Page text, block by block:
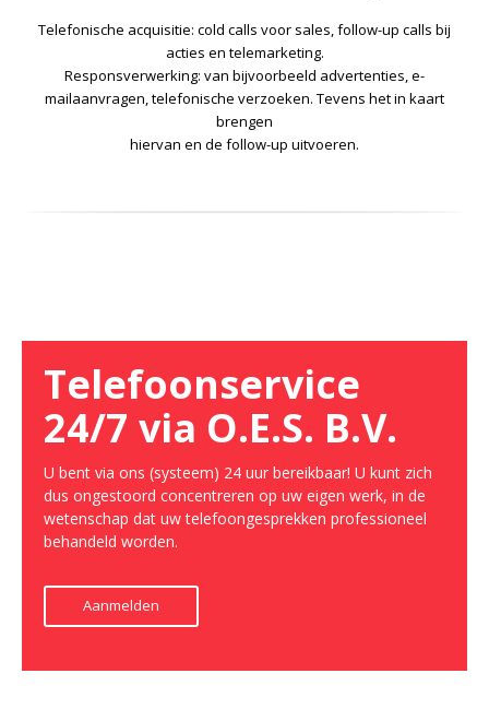
Telefonische acquisitie: cold calls voor sales, follow-up calls bij
acties en telemarketing.
Responsverwerking: van bijvoorbeeld advertenties, e-
mailaanvragen, telefonische verzoeken. Tevens het in kaart
brengen
hiervan en de follow-up uitvoeren.
Telefoonservice
24/7 via O.E.S. B.V.
U bent via ons (systeem) 24 uur bereikbaar! U kunt zich
dus ongestoord concentreren op uw eigen werk, in de
wetenschap dat uw telefoongesprekken professioneel
behandeld worden.
Aanmelden